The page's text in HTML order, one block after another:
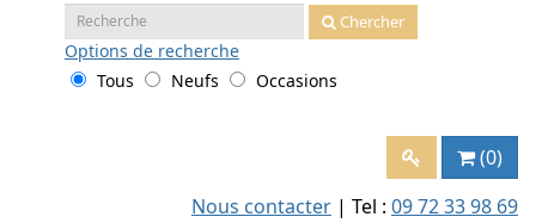
Recherche
:
Chercher
Options de recherche
Tous
Neufs Occasions
(0)
Nous contacter | Tel : 09 72 33 98 69